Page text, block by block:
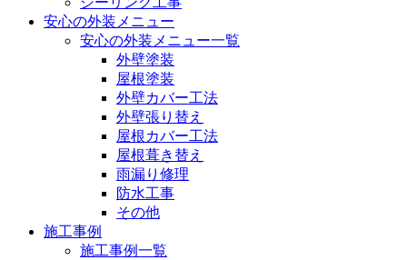
安心の外装メニュー
安心の外装メニュー一覧
外壁塗装
屋根塗装
外壁カバー工法
外壁張り替え
屋根カバー工法
屋根葺き替え
雨漏り修理
防水工事
その他
施工事例
施工事例一覧